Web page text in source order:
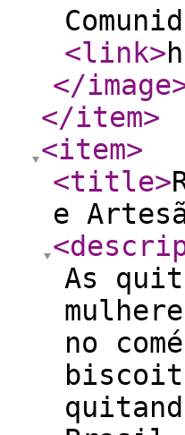
<link>
</image
</item>
<item>
<title>
e
As
no